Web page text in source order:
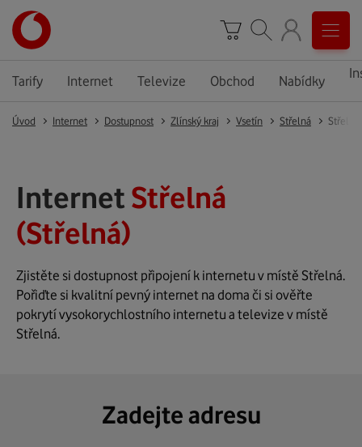
Tarify Internet Televize Obchod Nabídky
Úvod Internet Dostupnost Zlínský kraj Vsetín Střelná Střelná
Internet Střelná
(Střelná)
Zjistěte si dostupnost připojení k internetu v místě Střelná.
Pořiďte si kvalitní pevný internet na doma či si ověřte
pokrytí vysokorychlostního internetu a televize v místě
Střelná.
Zadejte adresu